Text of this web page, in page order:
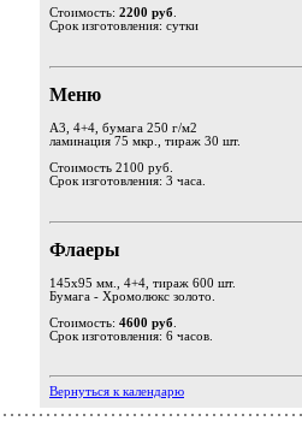
Стоимость: 2200 руб.
Срок изготовления: сутки
Меню
А3, 4+4, бумага 250 г/м2
ламинация 75 мкр., тираж 30 шт.
Стоимость 2100 руб.
Срок изготовления: 3 часа.
Флаеры
145х95 мм., 4+4, тираж 600 шт.
Бумага - Хромолюкс золото.
Стоимость: 4600 руб
Срок изготовления: 6 часов.
Вернуться к календарю